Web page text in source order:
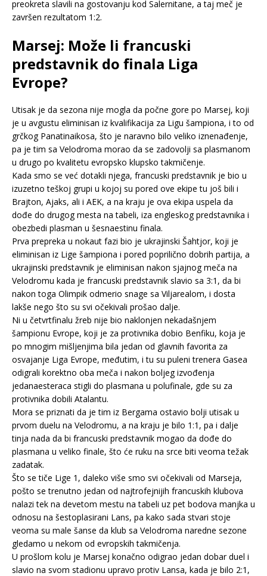
preokreta slavili na gostovanju kod Salernitane, a taj meč je
završen rezultatom 1:2.
Marsej: Može li francuski
predstavnik do finala Liga
Evrope?
Utisak je da sezona nije mogla da počne gore po Marsej, koji
je u avgustu eliminisan iz kvalifikacija za Ligu šampiona, i to od
grčkog Panatinaikosa, što je naravno bilo veliko iznenađenje,
pa je tim sa Velodroma morao da se zadovolji sa plasmanom
u drugo po kvalitetu evropsko klupsko takmičenje.
Kada smo se već dotakli njega, francuski predstavnik je bio u
izuzetno teškoj grupi u kojoj su pored ove ekipe tu još bili i
Brajton, Ajaks, ali i AEK, a na kraju je ova ekipa uspela da
dođe do drugog mesta na tabeli, iza engleskog predstavnika i
obezbedi plasman u šesnaestinu finala.
Prva prepreka u nokaut fazi bio je ukrajinski Šahtjor, koji je
eliminisan iz Lige šampiona i pored poprilično dobrih partija, a
ukrajinski predstavnik je eliminisan nakon sjajnog meča na
Velodromu kada je francuski predstavnik slavio sa 3:1, da bi
nakon toga Olimpik odmerio snage sa Viljarealom, i dosta
lakše nego što su svi očekivali prošao dalje.
Ni u četvrtfinalu žreb nije bio naklonjen nekadašnjem
šampionu Evrope, koji je za protivnika dobio Benfiku, koja je
po mnogim mišljenjima bila jedan od glavnih favorita za
osvajanje Liga Evrope, međutim, i tu su puleni trenera Gasea
odigrali korektno oba meča i nakon boljeg izvođenja
jedanaesteraca stigli do plasmana u polufinale, gde su za
protivnika dobili Atalantu.
Mora se priznati da je tim iz Bergama ostavio bolji utisak u
prvom duelu na Velodromu, a na kraju je bilo 1:1, pa i dalje
tinja nada da bi francuski predstavnik mogao da dođe do
plasmana u veliko finale, što će ruku na srce biti veoma težak
zadatak.
Što se tiče Lige 1, daleko više smo svi očekivali od Marseja,
pošto se trenutno jedan od najtrofejnijih francuskih klubova
nalazi tek na devetom mestu na tabeli uz pet bodova manjka u
odnosu na šestoplasirani Lans, pa kako sada stvari stoje
veoma su male šanse da klub sa Velodroma naredne sezone
gledamo u nekom od evropskih takmičenja.
U prošlom kolu je Marsej konačno odigrao jedan dobar duel i
slavio na svom stadionu upravo protiv Lansa, kada je bilo 2:1,